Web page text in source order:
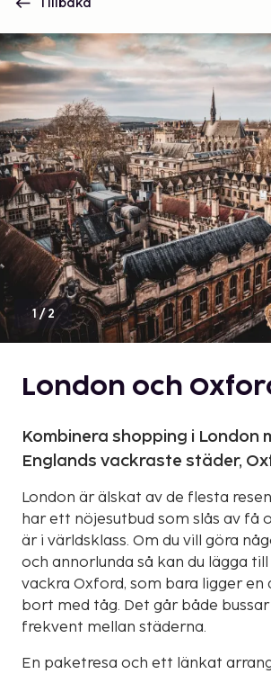
Tillbaka
1/2
London och
Kombinera shopping i London
Englands vackraste städer,
London är älskat av de flesta
har ett nöjesutbud som slås av få
är i världsklass. Om du vill göra
och annorlunda så kan du lägga
vackra Oxford, som bara ligger en
bort med tåg. Det går både
frekvent mellan städerna.
En paketresa och ett länkat